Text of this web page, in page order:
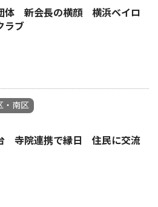
体 新会長の横顔 横浜ベイロ
ラブ
・南区
寺院連携で縁日 住民に交流